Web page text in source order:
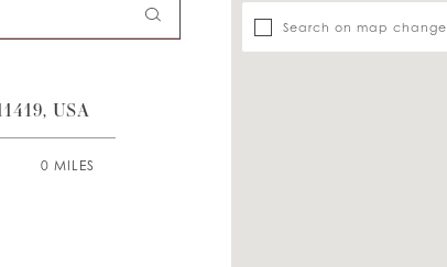
Search on map change
USA
0 MILES